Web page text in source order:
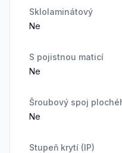
Sklolaminátový
Ne
S pojistnou maticí
Ne
Šroubový spoj
Ne
Stupeň krytí (IP)